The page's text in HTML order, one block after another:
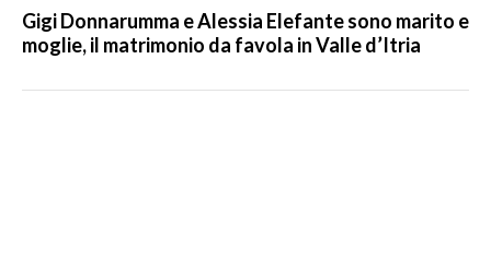
Gigi Donnarumma e Alessia Elefante sono marito e
moglie, il matrimonio da favola in Valle d’Itria